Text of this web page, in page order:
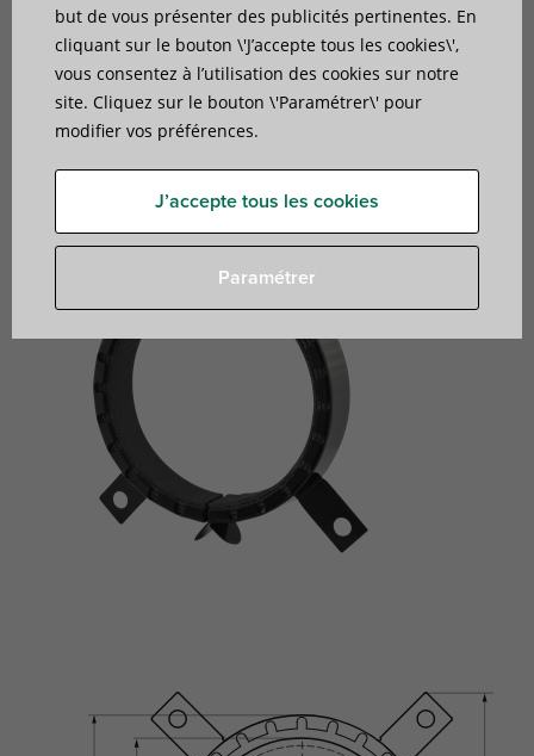
III Colliers coupe-feu
Collier standard avec faible hauteur de collier
pour les tuyaux en plastique
but de vous présenter des publicités pertinentes. En
cliquant sur le bouton \'J’accepte tous les cookies\',
vous consentez à l’utilisation des cookies sur notre
site. Cliquez sur le bouton \'Paramétrer\' pour
modifier vos préférences.
J’accepte tous les cookies
Paramétrer